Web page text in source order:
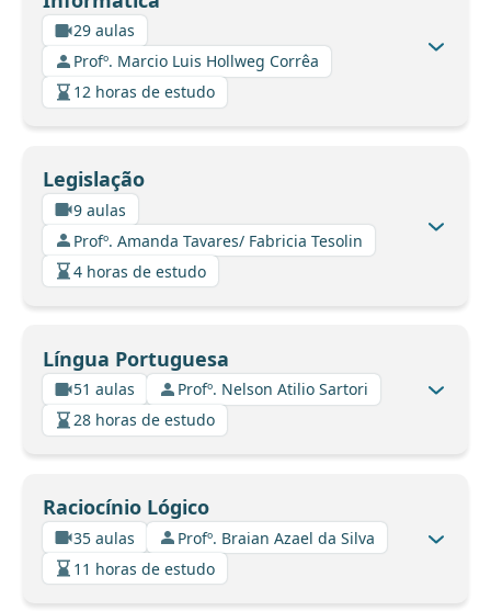
29 aulas
Profº. Marcio Luis Hollweg Corrêa
12 horas de estudo
Legislação
9 aulas
Profº. Amanda Tavares/ Fabricia Tesolin
4 horas de estudo
Língua Portuguesa
51 aulas
Profº. Nelson Atilio Sartori
28 horas de estudo
Raciocínio Lógico
35 aulas
Profº. Braian Azael da Silva
11 horas de estudo